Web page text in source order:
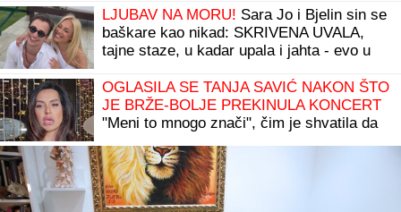
LJUBAV NA MORU! Sara Jo i Bjelin sin se
baškare kao nikad: SKRIVENA UVALA,
tajne staze, u kadar upala i jahta - evo u
Alekseja (FOTO)
OGLASILA SE TANJA SAVIĆ NAKON ŠTO
JE BRŽE-BOLJE PREKINULA KONCERT
"Meni to mnogo znači", čim je shvatila da
reaguje